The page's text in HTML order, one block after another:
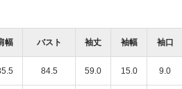
幅 バスト 袖丈 袖幅 袖口
84.5 59.0 15.0 9.0